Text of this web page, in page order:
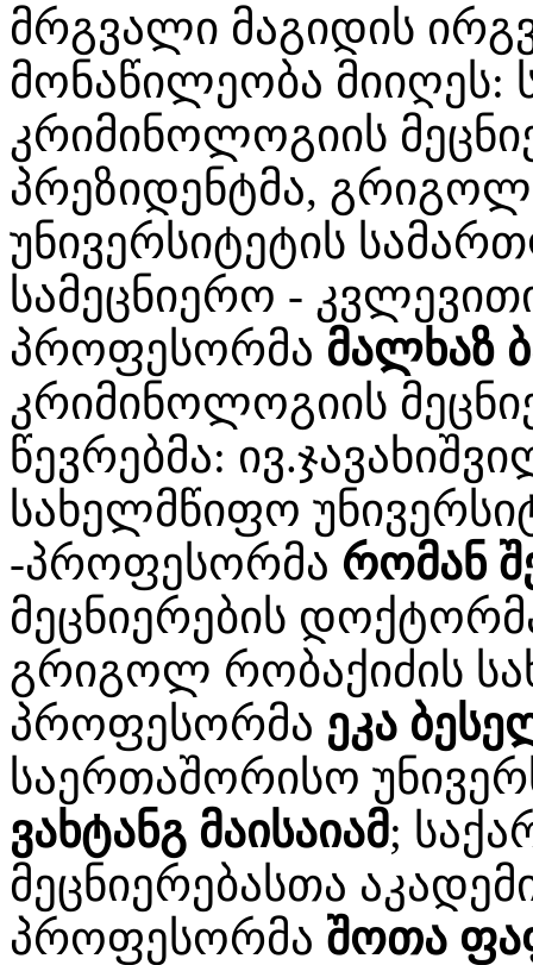
მრგვალი მაგიდის
მონაწილეობა
კრიმინოლოგიის
პრეზიდენტმა,
უნივერსიტეტის
სამეცნიერო -
პროფესორმა მალხაზ
კრიმინოლოგიის
წევრებმა:
სახელმწიფო
-პროფესორმა რომან
მეცნიერების
გრიგოლ რობაქიძის
პროფესორმა ეკა
საერთაშორისო
ვახტანგ მაისაიამ;
მეცნიერებასთა
პროფესორმა შოთა